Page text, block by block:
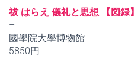
祓 はらえ 儀礼と思想 【図録】
–
國學院大學博物館
5850円